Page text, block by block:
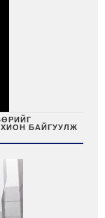
БАЙГУУЛЖ